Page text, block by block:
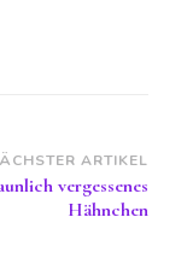
ARTIKEL
vergessenes
Hähnchen